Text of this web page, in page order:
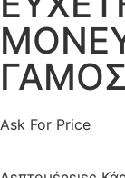
Ask For Price